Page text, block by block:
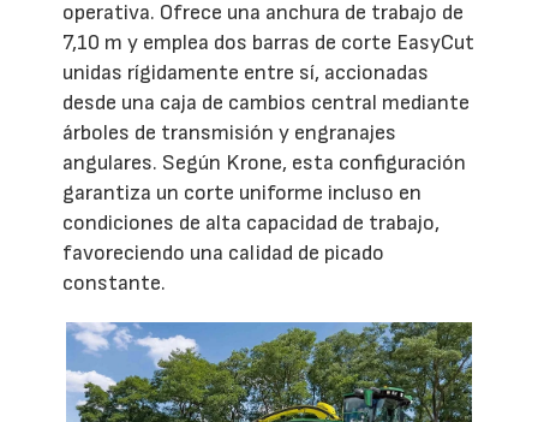
operativa. Ofrece una anchura de trabajo de
7,10 m y emplea dos barras de corte EasyCut
unidas rígidamente entre sí, accionadas
desde una caja de cambios central mediante
árboles de transmisión y engranajes
angulares. Según Krone, esta configuración
garantiza un corte uniforme incluso en
condiciones de alta capacidad de trabajo,
favoreciendo una calidad de picado
constante.